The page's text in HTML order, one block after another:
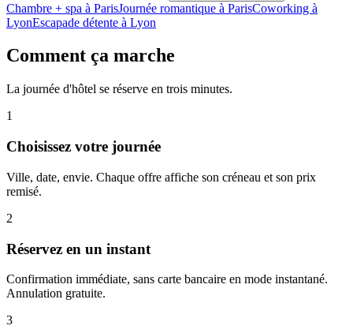
Chambre + spa à ParisJournée romantique à ParisCoworking à
LyonEscapade détente à Lyon
Comment ça marche
La journée d'hôtel se réserve en trois minutes.
1
Choisissez votre journée
Ville, date, envie. Chaque offre affiche son créneau et son prix
remisé.
2
Réservez en un instant
Confirmation immédiate, sans carte bancaire en mode instantané.
Annulation gratuite.
3